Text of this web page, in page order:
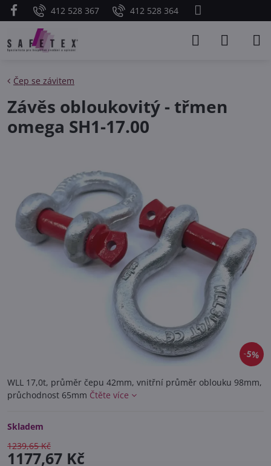
412 528 367 412 528 364
5%
Čep se závitem
Závěs obloukovitý - třmen
omega SH1-17.00
WLL 17,0t, průměr čepu 42mm, vnitřní průměr oblouku 98mm,
průchodnost 65mm Čtěte více
Skladem
1239,65 Kč
1177,67 Kč